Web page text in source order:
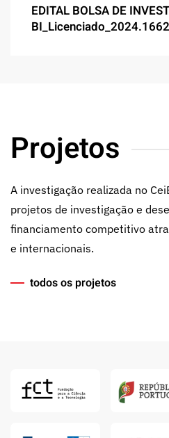
EDITAL BOLSA DE
Projetos
A investigação realizada no
projetos de investigação e
financiamento competitivo
e internacionais.
todos os projetos